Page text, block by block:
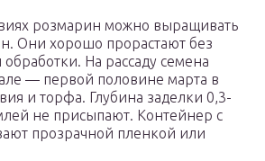
розмарин можно выращивать
Они хорошо прорастают без
На рассаду семена
— первой половине марта в
и торфа. Глубина заделки 0,3-
не присыпают. Контейнер с
прозрачной пленкой или